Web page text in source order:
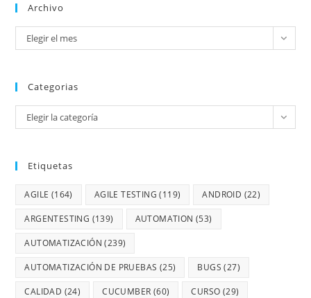
Archivo
Elegir el mes
Categorias
Elegir la categoría
Etiquetas
AGILE (164) AGILE TESTING (119) ANDROID (22)
ARGENTESTING (139) AUTOMATION (53)
AUTOMATIZACIÓN (239)
AUTOMATIZACIÓN DE PRUEBAS (25) BUGS (27)
CALIDAD (24) CUCUMBER (60) CURSO (29)